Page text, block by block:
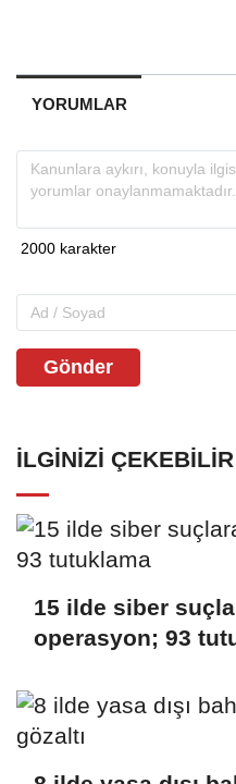
YORUMLAR
Gönder
İLGINIZI ÇEKEBILIR
15 ilde siber
operasyon; 93